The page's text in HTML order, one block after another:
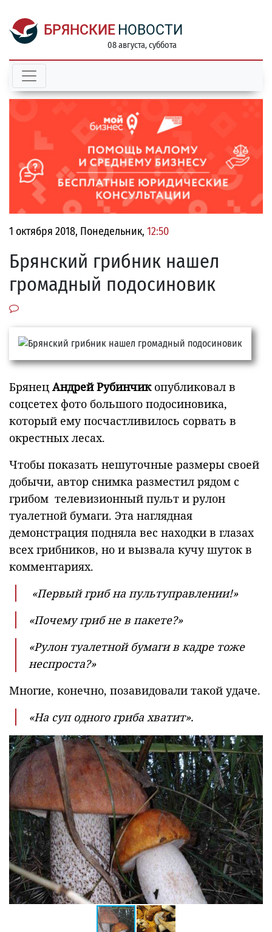
БРЯНСКИЕ НОВОСТИ
08 августа, суббота
1 октября 2018, Понедельник, 12:50
Брянский грибник нашел
громадный подосиновик
Брянец Андрей Рубинчикопубликовал в
соцсетех фото большого подосиновика,
который ему посчастливилось сорвать в
окрестных лесах.
Чтобы показать нешуточные размеры своей
добычи, автор снимка разместил рядом с
грибом телевизионный пульт и рулон
туалетной бумаги. Эта наглядная
демонстрация подняла вес находки в глазах
всех грибников, но и вызвала кучу шуток в
комментариях.
«Первый гриб на пультуправлении!»
«Почему гриб не в пакете?»
«Рулон туалетной бумаги в кадре тоже
неспроста?»
Многие, конечно, позавидовали такой удаче.
«На суп одного гриба хватит».